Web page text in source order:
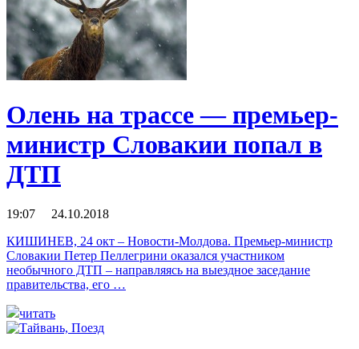
Олень на трассе — премьер-
министр Словакии попал в
ДТП
19:07 24.10.2018
КИШИНЕВ, 24 окт – Новости-Молдова. Премьер-министр
Словакии Петер Пеллегрини оказался участником
необычного ДТП – направляясь на выездное заседание
правительства, его …
читать